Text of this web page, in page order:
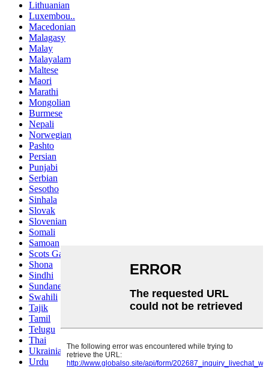
Lithuanian
Luxembou..
Macedonian
Malagasy
Malay
Malayalam
Maltese
Maori
Marathi
Mongolian
Burmese
Nepali
Norwegian
Pashto
Persian
Punjabi
Serbian
Sesotho
Sinhala
Slovak
Slovenian
Somali
Samoan
Scots Gaelic
Shona
Sindhi
Sundanese
Swahili
Tajik
Tamil
Telugu
Thai
Ukrainian
Urdu